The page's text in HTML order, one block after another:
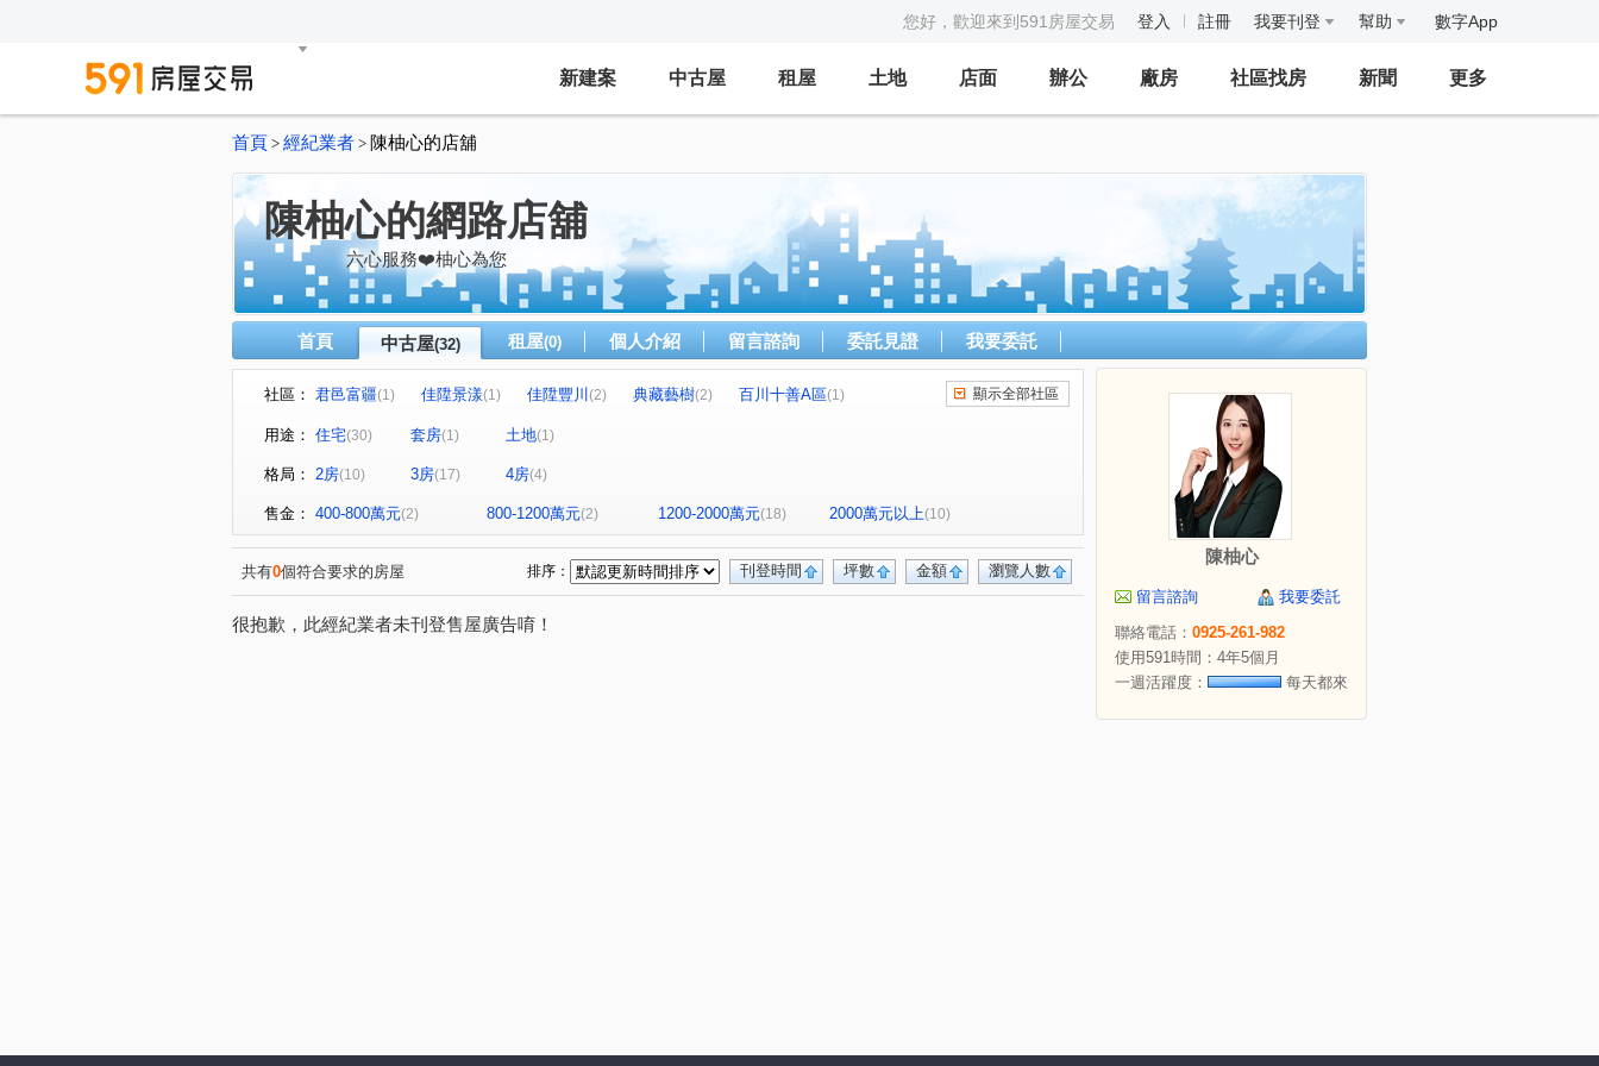
您好，歡迎來到591房屋交易 登入 註冊 我要刊登 幫助 數字App
新建案 中古屋 租屋 土地 店面 辦公 廠房 社區找房 新聞 更多
首頁 > 經紀業者 > 陳柚心的店舖
陳柚心的網路店舖
六心服務❤️柚心為您
首頁 中古屋(32) 租屋(0) 個人介紹 留言諮詢 委託見證 我要委託
社區： 君邑富疆(1) 佳陞景漾(1) 佳陞豐川 (2) 典藏藝樹(2) 百川十善A區(1)
益展城心 遠雄未來市 (1)
日光流域 遠雄夏沐 新帝標
巴黎世家(1) (1) 宜誠金品翡翠區 鴻灃ART(1) 竹城-早稻田(1)
寶億蒔尚(1) 桃大誠(1) 文中東路(1) 成泰路三段(1) 山鼻路(2) 敬三街(2)
同德五街(1) 文化二路一段(1) 華亞三路 (2) 建國東路 (1)
文中三路(2) 力行路(1) 莊敬路二段(1) 愛三街(1) 幸福九街(1) 慈德街(1)
民光東路(2) 龍泉二街 (1) 中央街
顯示全部社區
用途： 住宅(30) 套房(1) 土地(1)
格局： 2房(10) 3房(17) 4房(4)
售金： 400-800萬元(2) 800-1200萬元(2) 1200-2000萬元(18) 2000萬元以上(10)
共有0個符合要求的房屋 瀏覽人數
金額
坪數
刊登時間
排序：
很抱歉，此經紀業者未刊登售屋廣告唷！
陳柚心
留言諮詢
我要委託
聯絡電話： 0925-261-982
使用591時間：4年5個月
一週活躍度：
每天都來